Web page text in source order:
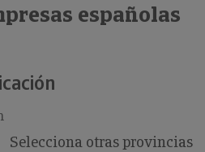
españolas
Selecciona otras provincias